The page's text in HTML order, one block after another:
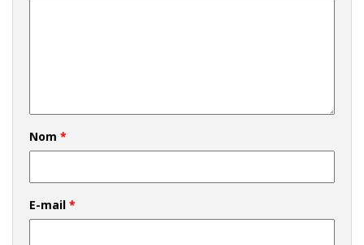
Nom *
E-mail *